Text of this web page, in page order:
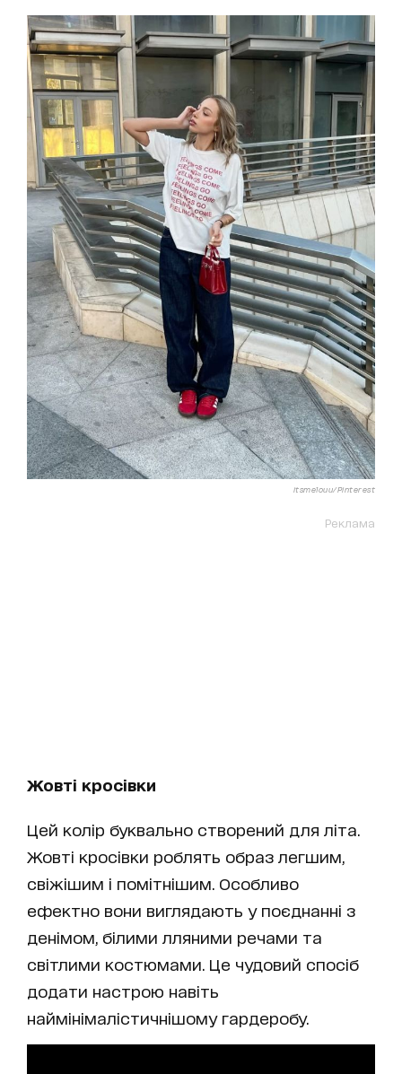
itsmelouu/Pinterest
Реклама
Жовті кросівки
Цей колір буквально створений для літа.
Жовті кросівки роблять образ легшим,
свіжішим і помітнішим. Особливо
ефектно вони виглядають у поєднанні з
денімом, білими лляними речами та
світлими костюмами. Це чудовий спосіб
додати настрою навіть
наймінімалістичнішому гардеробу.